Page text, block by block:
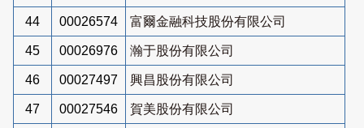
44 00026574 富爾金融科技股份有限公司
45 00026976 瀚于股份有限公司
46 00027497 興昌股份有限公司
47 00027546 賀美股份有限公司